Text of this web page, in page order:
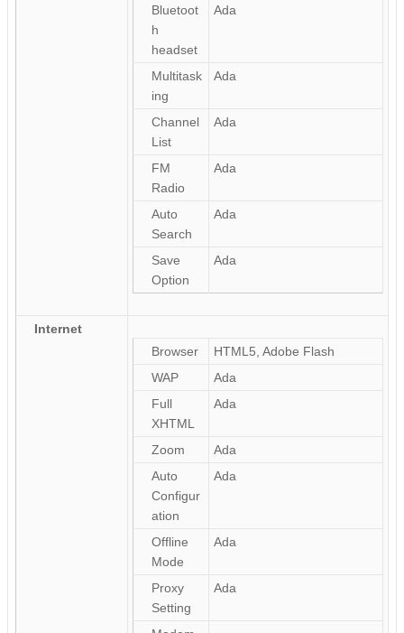
Bluetoot
h
headset
Ada
Multitask
ing
Ada
Channel
List
Ada
FM
Radio
Ada
Auto
Search
Ada
Save
Option
Ada
Internet
Browser
HTML5, Adobe Flash
WAP
Ada
Full
XHTML
Ada
Zoom
Ada
Auto
Configur
ation
Ada
Offline
Mode
Ada
Proxy
Setting
Ada